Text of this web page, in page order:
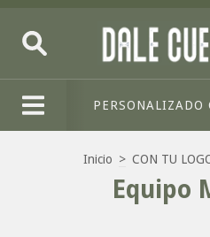
PERSONALIZADO
Inicio > CON TU
Equipo